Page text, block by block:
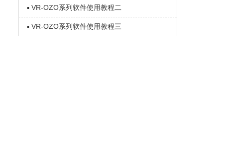
▪ VR-OZO系列软件使用教程二
▪ VR-OZO系列软件使用教程三